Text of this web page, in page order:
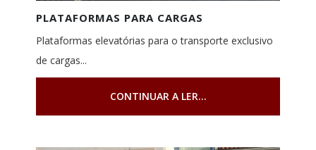
PLATAFORMAS PARA CARGAS
Plataformas elevatórias para o transporte exclusivo
de cargas...
CONTINUAR A LER...